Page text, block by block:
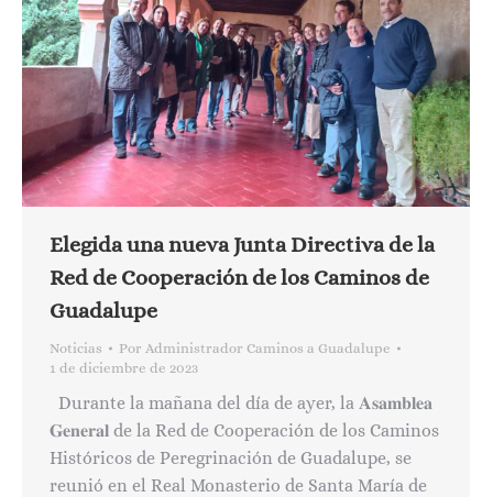
Elegida una nueva Junta Directiva de la
Red de Cooperación de los Caminos de
Guadalupe
Noticias Por Administrador Caminos a Guadalupe
1 de diciembre de 2023
Durante la mañana del día de ayer, la 𝐀𝐬𝐚𝐦𝐛𝐥𝐞𝐚
𝐆𝐞𝐧𝐞𝐫𝐚𝐥 de la Red de Cooperación de los Caminos
Históricos de Peregrinación de Guadalupe, se
reunió en el Real Monasterio de Santa María de